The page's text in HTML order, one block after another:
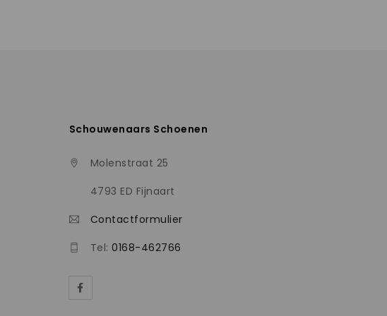
Schouwenaars Schoenen
Molenstraat 25
4793 ED Fijnaart
Contactformulier
Tel:0168-462766